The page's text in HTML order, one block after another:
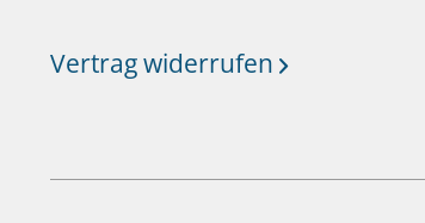
Vertrag widerrufen